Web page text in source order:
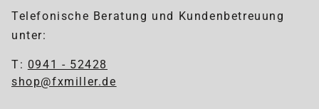
Telefonische Beratung und Kundenbetreuung
unter:
T: 0941 - 52428
shop@fxmiller.de